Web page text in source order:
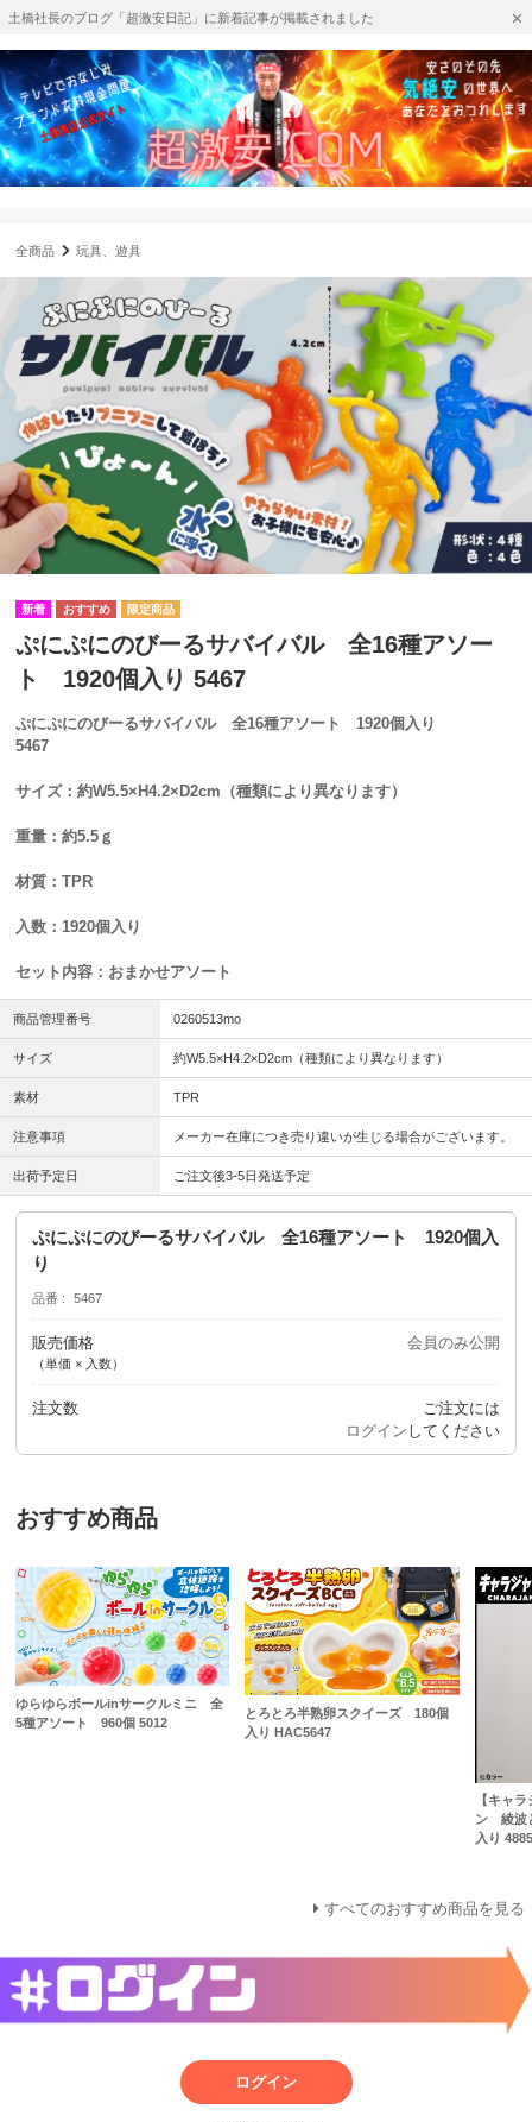
土橋社長のブログ「超激安日記」に新着記事が掲載されました
全商品 玩具、遊具
ぷにぷにのびーるサバイバル 全16種アソー
ト 1920個入り 5467
ぷにぷにのびーるサバイバル 全16種アソート 1920個入り
5467
サイズ：約W5.5×H4.2×D2cm（種類により異なります）
重量：約5.5ｇ
材質：TPR
入数：1920個入り
セット内容：おまかせアソート
商品管理番号 0260513mo
サイズ 約W5.5×H4.2×D2cm（種類により異なります）
素材 TPR
注意事項 メーカー在庫につき売り違いが生じる場合がございます。
出荷予定日 ご注文後3-5日発送予定
ぷにぷにのびーるサバイバル 全16種アソート 1920個入
り
品番 5467
販売価格
（単価 × 入数）
会員のみ公開
注文数
ご注文には
ログイン してください
おすすめ商品
ゆらゆらボールinサークルミニ 全
5種アソート 960個 5012
とろとろ半熟卵スクイーズ 180個
入り HAC5647
【キャ
ン 綾波
入り
すべてのおすすめ商品を見る
ログイン